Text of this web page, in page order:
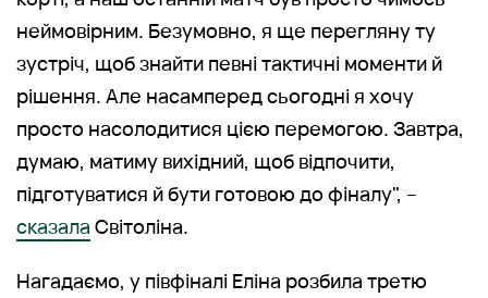
неймовірним. Безумовно, я ще перегляну ту
зустріч, щоб знайти певні тактичні моменти й
рішення. Але насамперед сьогодні я хочу
просто насолодитися цією перемогою. Завтра,
думаю, матиму вихідний, щоб відпочити,
підготуватися й бути готовою до фіналу", –
сказала Світоліна.
Нагадаємо, у півфіналі Еліна розбила третю